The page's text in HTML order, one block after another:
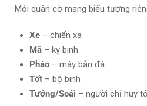
Mỗi quân cờ mang biểu tượng
Xe – chiến xa
Mã – kỵ binh
Pháo – máy bắn đá
Tốt – bộ binh
Tướng/Soái – người chỉ huy